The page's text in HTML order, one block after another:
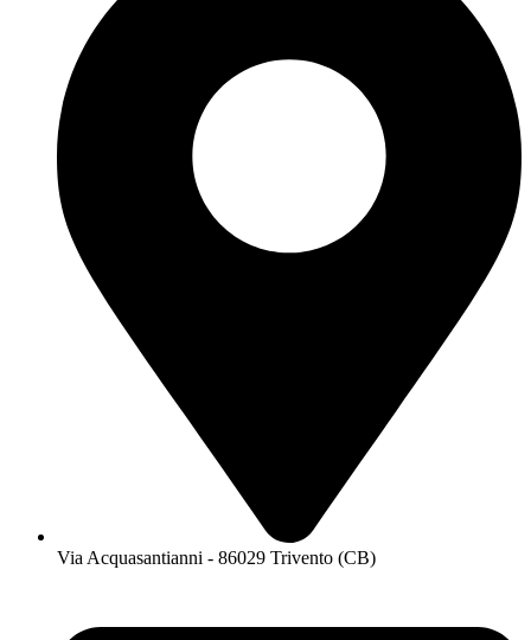
Via Acquasantianni - 86029 Trivento (CB)